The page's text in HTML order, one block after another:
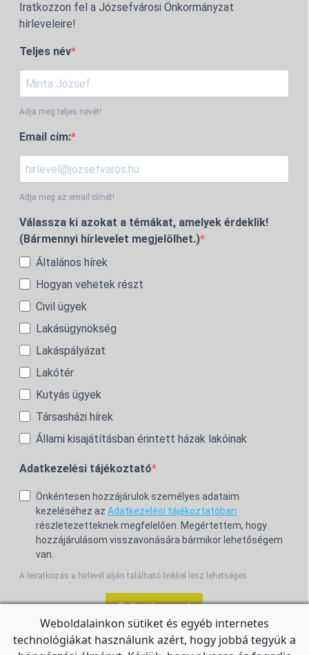
Iratkozzon fel a Józsefvárosi Önkormányzat
hírleveleire!
Teljes név
Adja meg teljes nevét!
Email cím:
Adja meg az email címét!
Válassza ki azokat a témákat, amelyek érdeklik!
(Bármennyi hírlevelet megjelölhet.)
Általános hírek
Hogyan vehetek részt
Civil ügyek
Lakásügynökség
Lakáspályázat
Lakótér
Kutyás ügyek
Társasházi hírek
Állami kisajátításban érintett házak lakóinak
Adatkezelési tájékoztató
Önkéntesen hozzájárulok személyes adataim
kezeléséhez az Adatkezelési tájékoztatóban
részletezetteknek megfelelően. Megértettem, hogy
hozzájárulásom visszavonására bármikor lehetőségem
van.
A leiratkozás a hírlevél alján található linkkel lesz lehetséges.
Feliratkozom!
Weboldalainkon sütiket és egyéb internetes
technológiákat használunk azért, hogy jobbá tegyük a